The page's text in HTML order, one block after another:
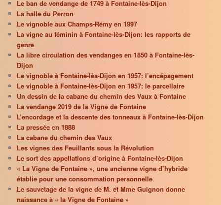
Le ban de vendange de 1749 à Fontaine-lès-Dijon
La halle du Perron
Le vignoble aux Champs-Rémy en 1997
La vigne au féminin à Fontaine-lès-Dijon: les rapports de
genre
La libre circulation des vendanges en 1850 à Fontaine-lès-
Dijon
Le vignoble à Fontaine-lès-Dijon en 1957: l’encépagement
Le vignoble à Fontaine-lès-Dijon en 1957: le parcellaire
Un dessin de la cabane du chemin des Vaux à Fontaine
La vendange 2019 de la Vigne de Fontaine
L’encordage et la descente des tonneaux à Fontaine-lès-Dijon
La pressée en 1888
La cabane du chemin des Vaux
Les vignes des Feuillants sous la Révolution
Le sort des appellations d’origine à Fontaine-lès-Dijon
« La Vigne de Fontaine », une ancienne vigne d’hybride
établie pour une consommation personnelle
Le sauvetage de la vigne de M. et Mme Guignon donne
naissance à « la Vigne de Fontaine »